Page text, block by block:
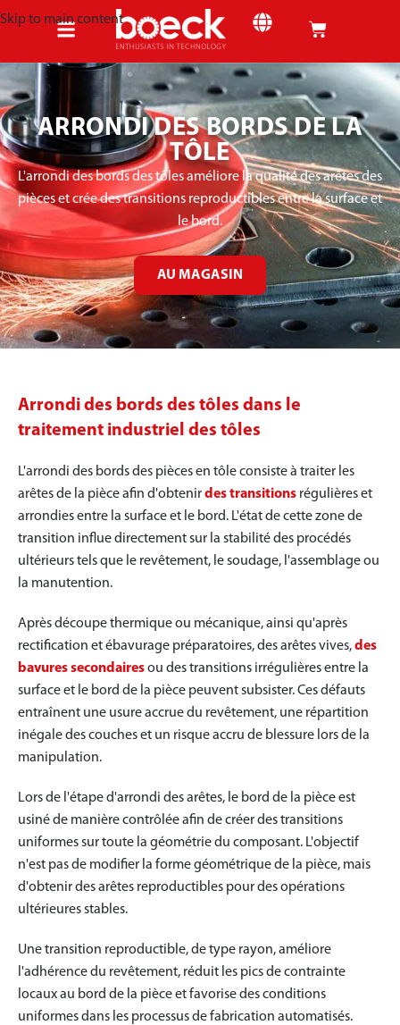
Skip to main content
ARRONDI DES BORDS DE LA
TÔLE
L'arrondi des bords des tôles améliore la qualité des arêtes des
pièces et crée des transitions reproductibles entre la surface et
le bord.
AU MAGASIN
Arrondi des bords des tôles dans le
traitement industriel des tôles
L'arrondi des bords des pièces en tôle consiste à traiter les
arêtes de la pièce afin d'obtenirdes transitions régulières et
arrondies entre la surface et le bord. L'état de cette zone de
transition influe directement sur la stabilité des procédés
ultérieurs tels que le revêtement, le soudage, l'assemblage ou
la manutention.
Après découpe thermique ou mécanique, ainsi qu'après
rectification et ébavurage préparatoires, des arêtes vives,des
bavures secondairesou des transitions irrégulières entre la
surface et le bord de la pièce peuvent subsister. Ces défauts
entraînent une usure accrue du revêtement, une répartition
inégale des couches et un risque accru de blessure lors de la
manipulation.
Lors de l'étape d'arrondi des arêtes, le bord de la pièce est
usiné de manière contrôlée afin de créer des transitions
uniformes sur toute la géométrie du composant. L'objectif
n'est pas de modifier la forme géométrique de la pièce, mais
d'obtenir des arêtes reproductibles pour des opérations
ultérieures stables.
Une transition reproductible, de type rayon, améliore
l'adhérence du revêtement, réduit les pics de contrainte
locaux au bord de la pièce et favorise des conditions
uniformes dans les processus de fabrication automatisés.